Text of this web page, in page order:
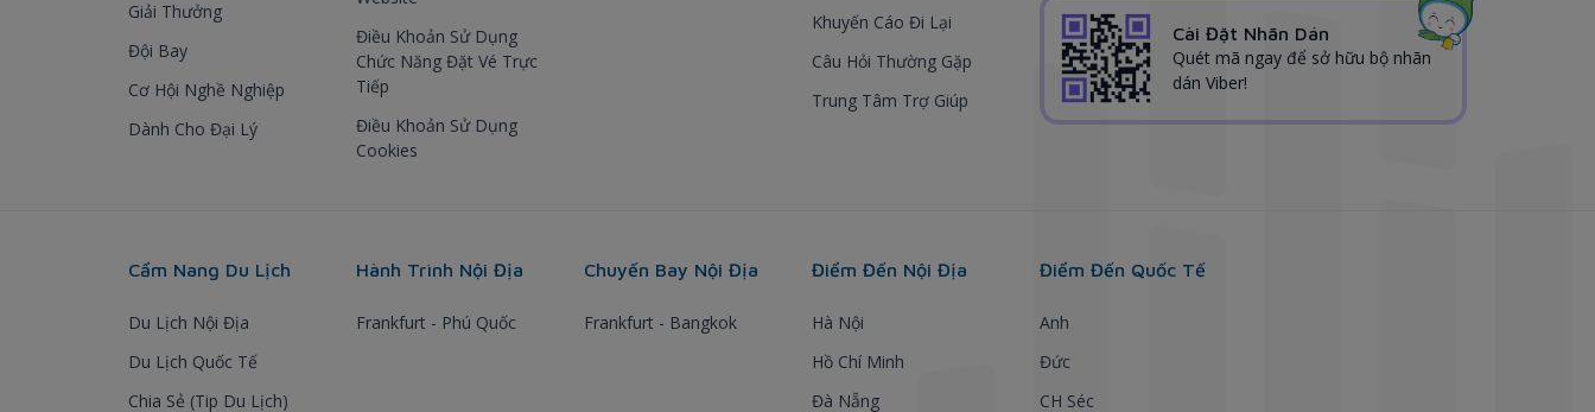
Giải Thưởng
Đội Bay
Cơ Hội Nghề Nghiệp
Dành Cho Đại Lý
Điều Khoản Sử Dụng
Chức Năng Đặt Vé Trực
Tiếp
Điều Khoản Sử Dụng
Cookies
Khuyến Cáo Đi Lại
Câu Hỏi Thường Gặp
Trung Tâm Trợ Giúp
Cài Đặt Nhãn Dán
Quét mã ngay để sở hữu bộ nhãn
dán Viber!
Cẩm Nang Du Lịch
Du Lịch Nội Địa
Du Lịch Quốc Tế
Chia Sẻ (Tip Du Lịch)
Hành Trình Nội Địa
Frankfurt - Phú Quốc
Chuyến Bay Nội Địa
Frankfurt - Bangkok
Điểm Đến Nội Địa
Hà Nội
Hồ Chí Minh
Đà Nẵng
Điểm Đến Quốc Tế
Anh
Đức
CH Séc